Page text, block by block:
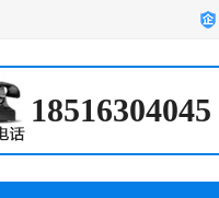
18516304045